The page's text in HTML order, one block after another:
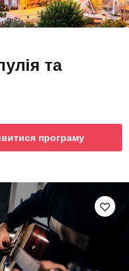
та
програму